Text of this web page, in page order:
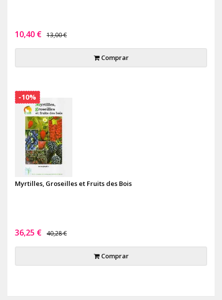
10,40 € 13,00 €
Comprar
Myrtilles, Groseilles et Fruits des Bois
36,25 € 40,28 €
Comprar
-10%